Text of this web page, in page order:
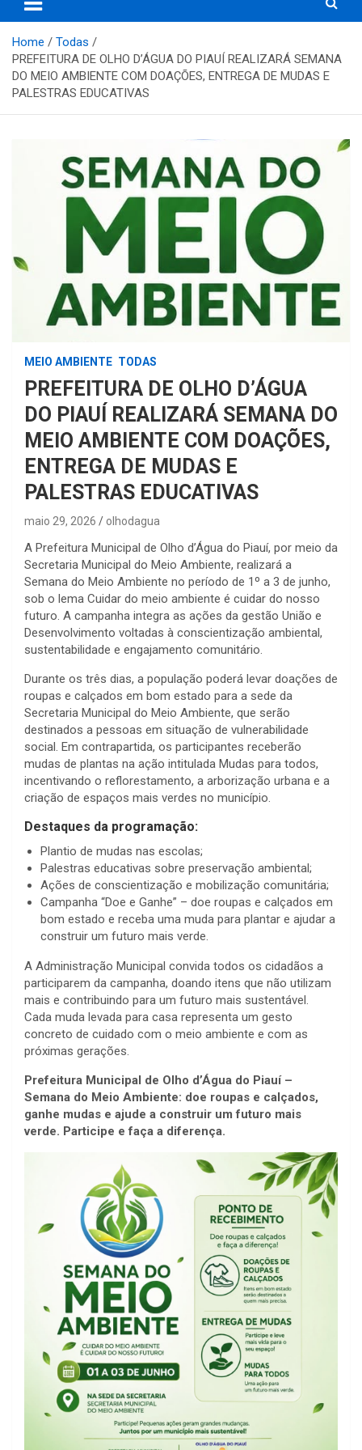
Home
Todas
PREFEITURA DE OLHO D’ÁGUA DO PIAUÍ REALIZARÁ SEMANA
DO MEIO AMBIENTE COM DOAÇÕES, ENTREGA DE MUDAS E
PALESTRAS EDUCATIVAS
MEIO AMBIENTE TODAS
PREFEITURA DE OLHO D’ÁGUA
DO PIAUÍ REALIZARÁ SEMANA DO
MEIO AMBIENTE COM DOAÇÕES,
ENTREGA DE MUDAS E
PALESTRAS EDUCATIVAS
maio 29, 2026 olhodagua
A Prefeitura Municipal de Olho d’Água do Piauí, por meio da
Secretaria Municipal do Meio Ambiente, realizará a
Semana do Meio Ambiente no período de 1º a 3 de junho,
sob o lema Cuidar do meio ambiente é cuidar do nosso
futuro. A campanha integra as ações da gestão União e
Desenvolvimento voltadas à conscientização ambiental,
sustentabilidade e engajamento comunitário.
Durante os três dias, a população poderá levar doações de
roupas e calçados em bom estado para a sede da
Secretaria Municipal do Meio Ambiente, que serão
destinados a pessoas em situação de vulnerabilidade
social. Em contrapartida, os participantes receberão
mudas de plantas na ação intitulada Mudas para todos,
incentivando o reflorestamento, a arborização urbana e a
criação de espaços mais verdes no município.
Destaques da programação:
Plantio de mudas nas escolas;
Palestras educativas sobre preservação ambiental;
Ações de conscientização e mobilização comunitária;
Campanha “Doe e Ganhe” – doe roupas e calçados em
bom estado e receba uma muda para plantar e ajudar a
construir um futuro mais verde.
A Administração Municipal convida todos os cidadãos a
participarem da campanha, doando itens que não utilizam
mais e contribuindo para um futuro mais sustentável.
Cada muda levada para casa representa um gesto
concreto de cuidado com o meio ambiente e com as
próximas gerações.
Prefeitura Municipal de Olho d’Água do Piauí –
Semana do Meio Ambiente: doe roupas e calçados,
ganhe mudas e ajude a construir um futuro mais
verde. Participe e faça a diferença.